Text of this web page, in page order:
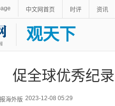
中文网首页 时评 资讯
观天下
促全球优秀纪
海外版 2023-12-08 05:29